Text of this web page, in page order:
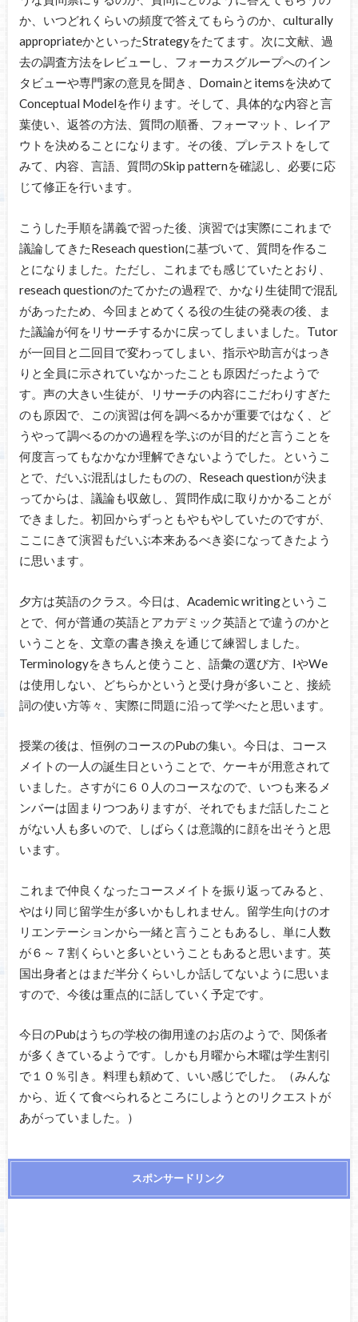
か、いつどれくらいの頻度で答えてもらうのか、culturally
appropriateかといったStrategyをたてます。次に文献、過
去の調査方法をレビューし、フォーカスグループへのイン
タビューや専門家の意見を聞き、Domainとitemsを決めて
Conceptual Modelを作ります。そして、具体的な内容と言
葉使い、返答の方法、質問の順番、フォーマット、レイア
ウトを決めることになります。その後、プレテストをして
みて、内容、言語、質問のSkip patternを確認し、必要に応
じて修正を行います。
こうした手順を講義で習った後、演習では実際にこれまで
議論してきたReseach questionに基づいて、質問を作るこ
とになりました。ただし、これまでも感じていたとおり、
reseach questionのたてかたの過程で、かなり生徒間で混乱
があったため、今回まとめてくる役の生徒の発表の後、ま
た議論が何をリサーチするかに戻ってしまいました。Tutor
が一回目と二回目で変わってしまい、指示や助言がはっき
りと全員に示されていなかったことも原因だったようで
す。声の大きい生徒が、リサーチの内容にこだわりすぎた
のも原因で、この演習は何を調べるかが重要ではなく、ど
うやって調べるのかの過程を学ぶのが目的だと言うことを
何度言ってもなかなか理解できないようでした。というこ
とで、だいぶ混乱はしたものの、Reseach questionが決ま
ってからは、議論も収斂し、質問作成に取りかかることが
できました。初回からずっともやもやしていたのですが、
ここにきて演習もだいぶ本来あるべき姿になってきたよう
に思います。
夕方は英語のクラス。今日は、Academic writingというこ
とで、何が普通の英語とアカデミック英語とで違うのかと
いうことを、文章の書き換えを通じて練習しました。
Terminologyをきちんと使うこと、語彙の選び方、IやWe
は使用しない、どちらかというと受け身が多いこと、接続
詞の使い方等々、実際に問題に沿って学べたと思います。
授業の後は、恒例のコースのPubの集い。今日は、コース
メイトの一人の誕生日ということで、ケーキが用意されて
いました。さすがに６０人のコースなので、いつも来るメ
ンバーは固まりつつありますが、それでもまだ話したこと
がない人も多いので、しばらくは意識的に顔を出そうと思
います。
これまで仲良くなったコースメイトを振り返ってみると、
やはり同じ留学生が多いかもしれません。留学生向けのオ
リエンテーションから一緒と言うこともあるし、単に人数
が６～７割くらいと多いということもあると思います。英
国出身者とはまだ半分くらいしか話してないように思いま
すので、今後は重点的に話していく予定です。
今日のPubはうちの学校の御用達のお店のようで、関係者
が多くきているようです。しかも月曜から木曜は学生割引
で１０％引き。料理も頼めて、いい感じでした。（みんな
から、近くて食べられるところにしようとのリクエストが
あがっていました。）
スポンサードリンク